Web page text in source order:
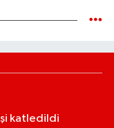
katledildi